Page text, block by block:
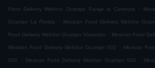
Food Delivery Melchor Ocampo Paraje la Carranza .
Ocampo La Florida . Mexican Food Delivery Melchor
Food Delivery Melchor Ocampo Visitacion . Mexican Food
Mexican Food Delivery Melchor Ocampo 002 . Mexican
026 . Mexican Food Delivery Melchor Ocampo 040 .